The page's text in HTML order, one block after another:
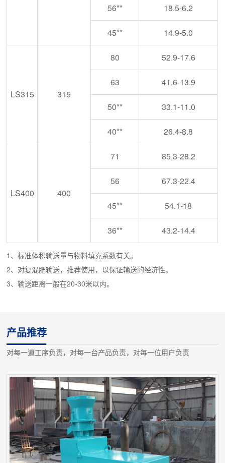
56**
18.5-6.2
45** 14.9-5.0
LS315 315
80 52.9-17.6
63 41.6-13.9
50** 33.1-11.0
40** 26.4-8.8
LS400 400
71 85.3-28.2
56 67.3-22.4
45** 54.1-18
36** 43.2-14.4
1、标准体积输送量与物料填充系数有关。
2、对复混肥输送，推荐使用，以保证输送的经济性。
3、输送距离一般在20-30米以内。
产品推荐
对每一道工序负责，对每一台产品负责，对每一位用户负责